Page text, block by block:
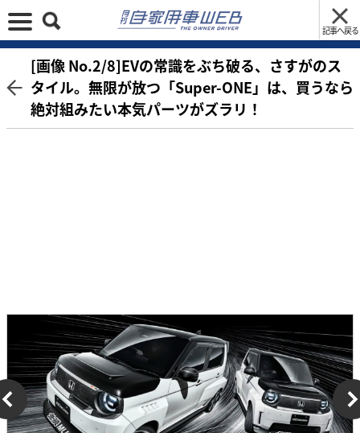
記事へ戻る
[画像 No.2/8]EVの常識をぶち破る、さすがのス
タイル。無限が放つ「Super-ONE」は、買うなら
絶対組みたい本気パーツがズラリ！